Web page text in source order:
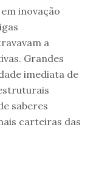
inovação
a
Grandes
imediata de
saberes
carteiras das